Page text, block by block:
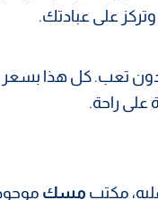
على عبادتك.
تعب. كل هذا بسعر
على راحة.
مكتب مسك